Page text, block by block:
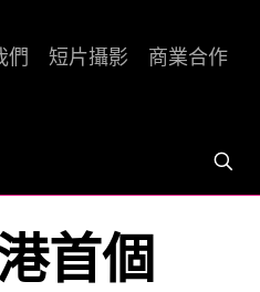
們 短片攝影 商業合作
首個